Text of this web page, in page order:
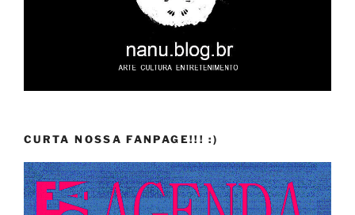
CURTA NOSSA FANPAGE!!! :)